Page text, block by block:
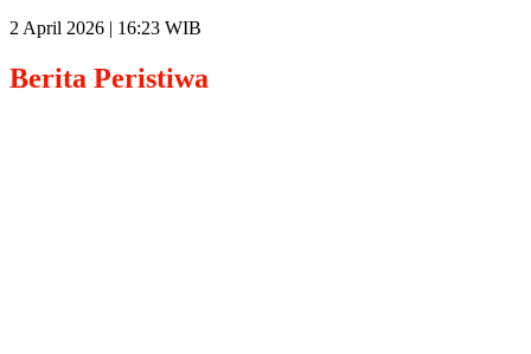
2 April 2026 | 16:23 WIB
Berita Peristiwa